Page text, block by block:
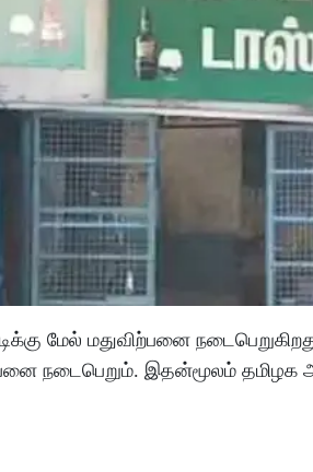
மேல் மதுவிற்பனை
நடைபெறும். இதன்மூலம் தமிழக